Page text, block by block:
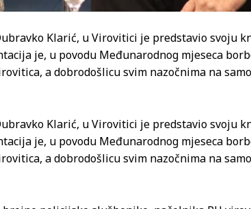
Klarić, u Virovitici je predstavio svoju
je, u povodu Međunarodnog mjeseca
a dobrodošlicu svim nazočnima na
Klarić, u Virovitici je predstavio svoju
je, u povodu Međunarodnog mjeseca
a dobrodošlicu svim nazočnima na